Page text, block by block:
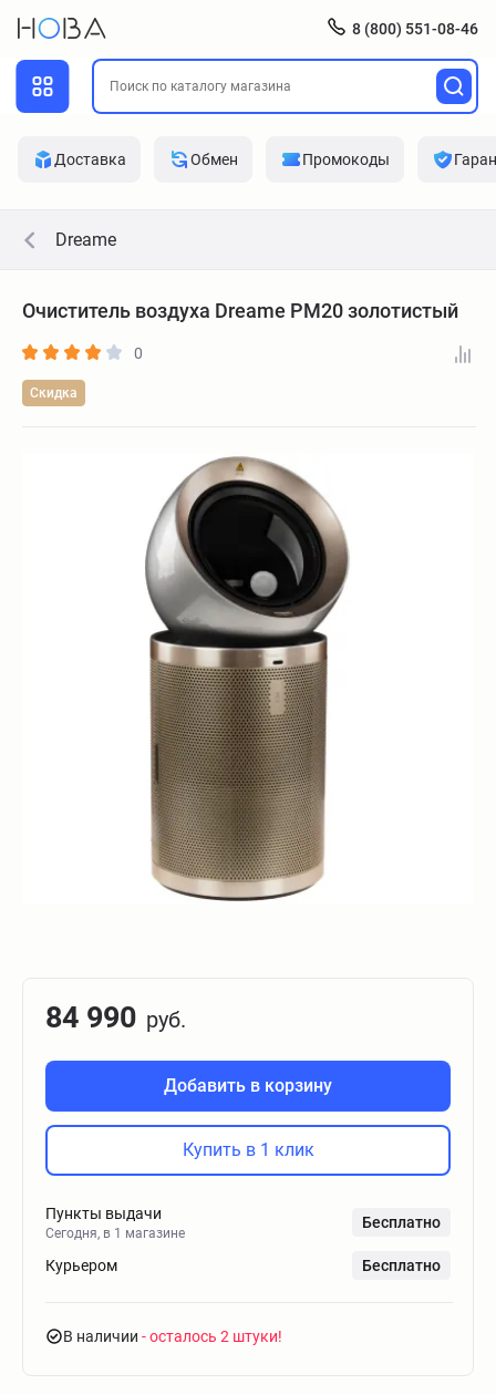
8 (800) 551-08-46
Доставка Обмен Промокоды
Dreame
Очиститель воздуха Dreame PM20 золотистый
0
Скидка
84 990 руб.
Добавить в корзину
Купить в 1 клик
Пункты выдачи
Сегодня, в 1 магазине
Бесплатно
Курьером Бесплатно
В наличии - осталось 2 штуки